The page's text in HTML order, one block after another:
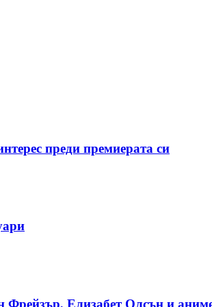
преди премиерата си
Елизабет Олсън и